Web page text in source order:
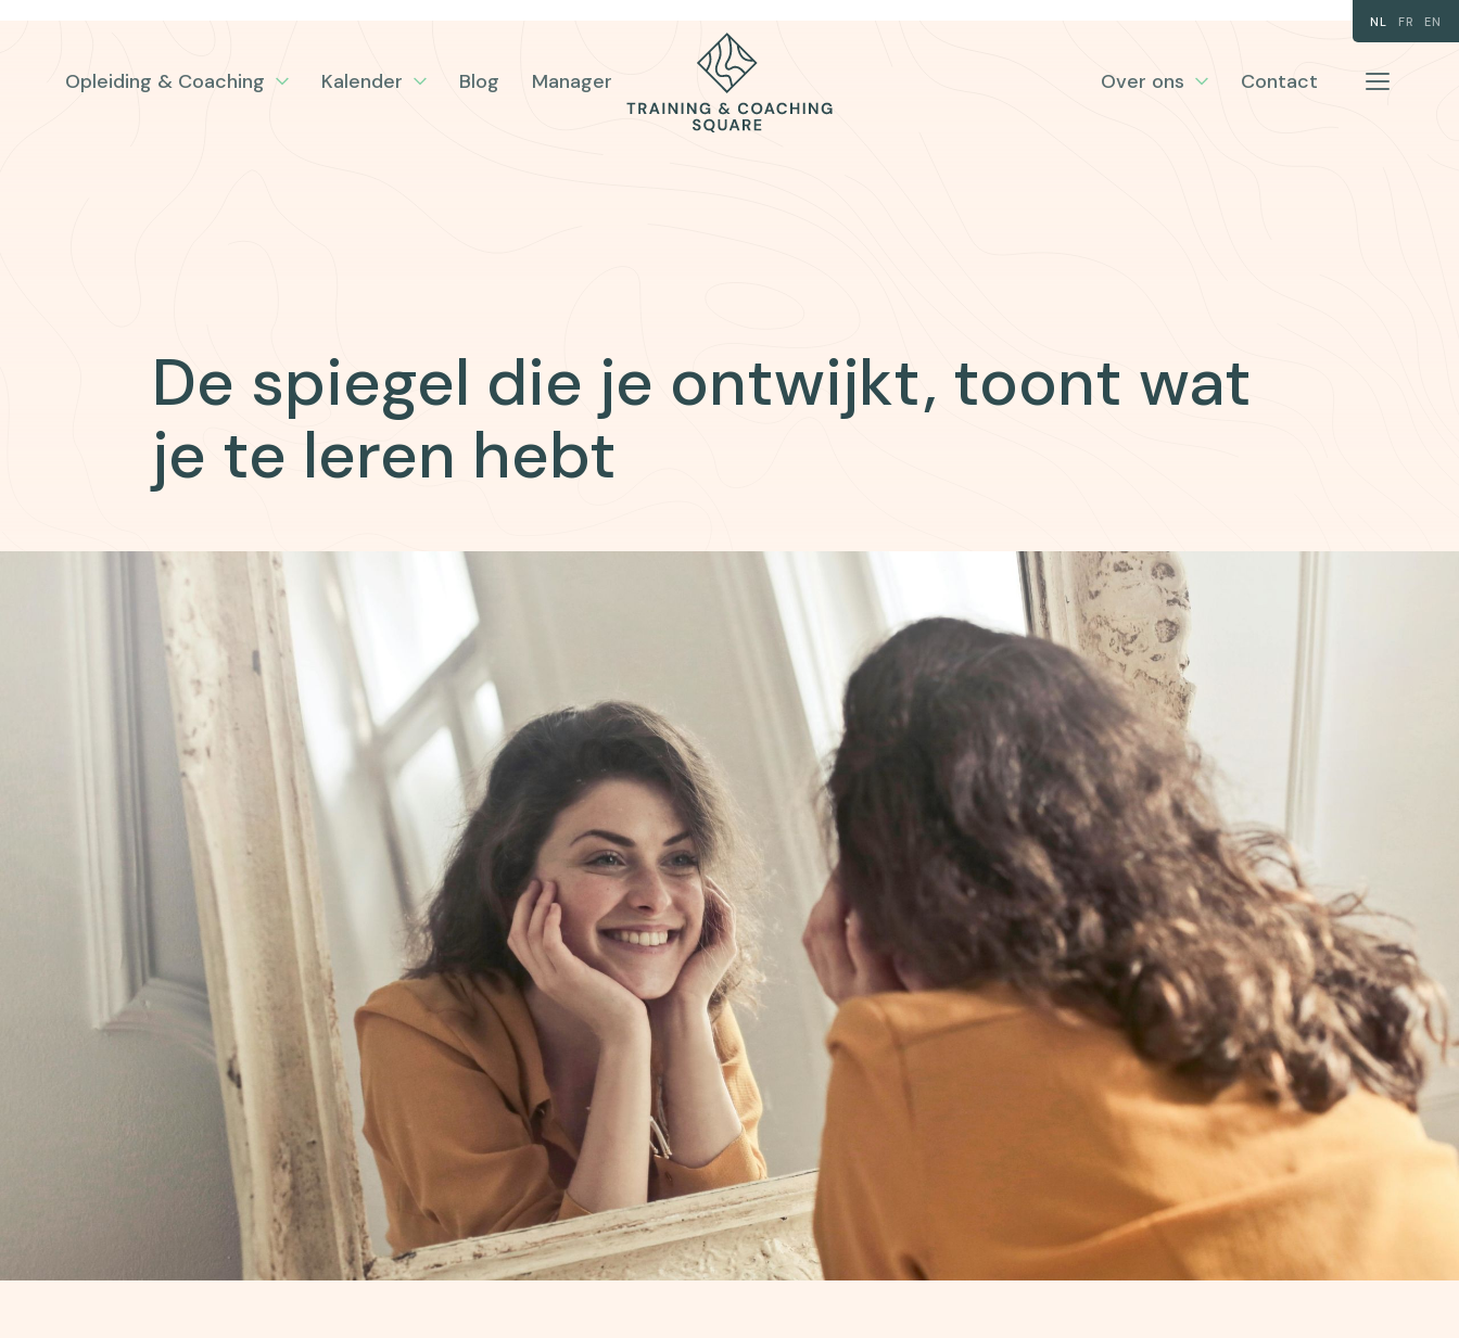
NL FR EN
Opleiding & Coaching Kalender Blog Manager Over ons Contact
De spiegel die je ontwijkt, toont wat
je te leren hebt